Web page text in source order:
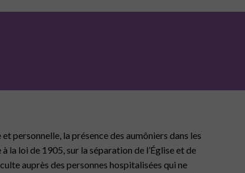
personnelle, la présence des aumôniers dans les
la loi de 1905, sur la séparation de l’Église et de
auprès des personnes hospitalisées qui ne